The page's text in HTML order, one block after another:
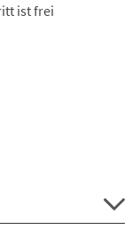
ist frei